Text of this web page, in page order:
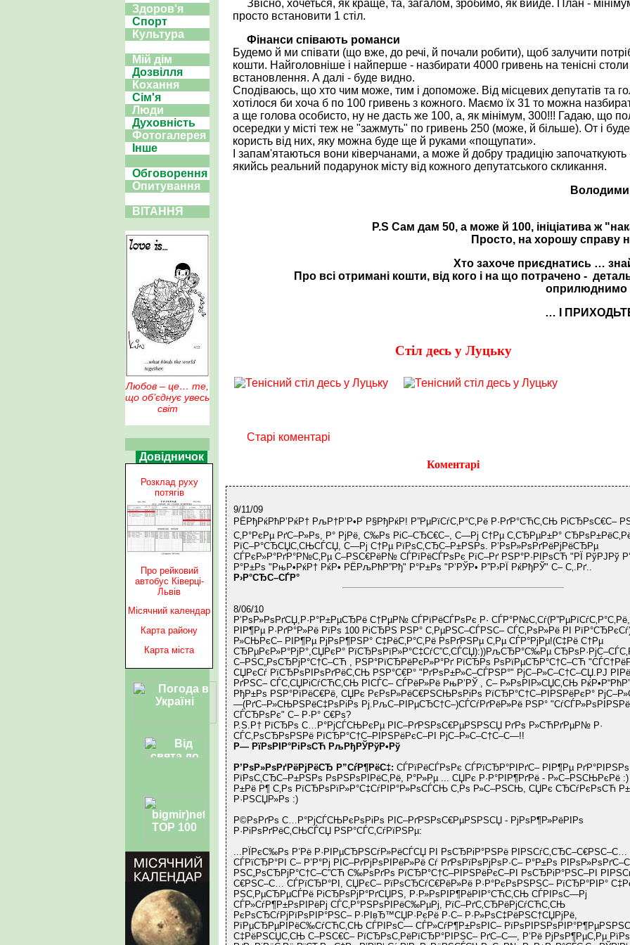
Здоров'я
Спорт
Культура
Мій дім
Дозвілля
Кохання
Сім'я
Люди
Духовність
Фотогалерея
Інше
Обговорення
Опитування
ВІТАННЯ
Любов – це… те,
що об’єднує увесь
світ
Довідничок
Розклад руху
потягів
Про рейковий
автобус Ківерці-
Львів
Місячний календар
Карта району
Карта міста
Звісно, хочеться, як краще, та, загалом, зробимо, як вийде. План -
просто встановити 1 стіл.
Фінанси співають романси
Будемо й ми співати (що вже, до речі, й почали робити), щоб залучити
кошти. Найголовніше і найперше - назбирати 4000 гривень на тенісні столи
встановлення. А далі - буде видно.
Сподіваюсь, що хто чим може, тим і допоможе. Від місцевих депутатів та
хотілося би хоча б по 100 гривень з кожного. Маємо їх 31 то можна
а ще голова особисто, ну не дасть же 100, а, як мінімум, 300!!! Гадаю, що
осередки у місті теж не "зажмуть" по гривень 250 (може, й більше). От і
користь від них, яку можна буде ще й руками «пощупати».
І запам'ятаються вони ківерчанами, а може й добру традицію започаткують
якийсь реальний подарунок місту від кожного депутатського скликання.
P.S Сам дам 50, а може й 100, ініціатива ж
Просто, на хорошу справу
Хто захоче приєднатись …
Про всі отримані кошти, від кого і на що потрачено -
оприлюднимо
… І
Cтіл десь у Луцьку
Старі коментарі
Коментарі
9/11/09
РЁРђРќРћР’РќР† РљР†Р’Р•Р Р§РђРќР! Р”РµРїСѓС‚Р°С‚Рё Р·РґР°СЋС‚СЊ РіСЂРѕС€С–
С‚Р°РєРµ РґС–Р»Рѕ, Р° РјРё, С‰Рѕ РіС–СЂС€С–, С—Рј С†Рµ С‚СЂРµР±Р°
РїС–Р°СЂСЏС‚СЊСЃСЏ, С—Рј С†Рµ РїРѕС‚СЂС–Р±РЅРѕ. Р’РѕР»РѕРґРёРјРёСЂРµ
СЃРєР»Р°РґР°Р№С‚Рµ С–РЅС€РёР№ СЃРїРёСЃРѕРє РїС–Рґ РЅР°Р·РІРѕСЋ "РЇ РўРЈРў
Р°Р±Рѕ "РњР•РќР† РќР• РЁРљРћР”Рђ" Р°Р±Рѕ "Р’РЎР• Р”Р›РЇ РќРђРЎ" С– С‚.Рґ..
Р›Р°СЂС–СЃР°
8/06/10
Р’РѕР»РѕРґСЏ,Р·Р°Р±РµСЂРё С†РµР№ СЃРїРёСЃРѕРє Р·
РІР¶Рµ Р·РґР°Р»Рё РїРѕ 100 РіСЂРЅ РЅР° С‚РµРЅС–СЃРЅС– СЃС‚РѕР»Рё РІ
Р»СЊРєС– РІР¶Рµ РјРѕР¶РЅР° С‡РёС‚Р°С‚Рё РѕРґРЅРµ С‚Рµ СЃР°РјРµ!(С‡Рё С†Рµ
СЂРµРєР»Р°РјР°,СЏРєР° РїСЂРѕРїР»Р°С‡СѓС”С‚СЃСЏ):))РљСЂР°С‰Рµ
С–РЅС„РѕСЂРјР°С†С–СЋ , РЅР°РїСЂРёРєР»Р°Рґ РїСЂРѕ РѕРїРµСЂР°С†С–СЋ
СЏРєСѓ РїСЂРѕРІРѕРґРёС‚СЊ РЅР°С€Р° "РґРѕР±Р»С–СЃРЅР°" РјС–Р»С–С†С–СЏ.РЈ
РґРЅС– СЃС‚СЏРіСѓСЋС‚СЊ РІСЃС– СЃРёР»Рё РњР’РЎ , С– Р»РѕРІР»СЏС‚СЊ
РђР±Рѕ РЅР°РїРёС€Рё, СЏРє РєРѕР»РёС€РЅСЊРѕРіРѕ РїСЂР°С†С–РІРЅРёРєР°
—(РґС–Р»СЊРЅРёС‡РѕРіРѕ Рј.РљС–РІРµСЂС†С–)СЃСѓРґРёР»Рё РЅР°
СЃСЂРѕРє" С– Р·Р° С€Рѕ?
P.S.Р† РїСЂРѕ С…Р°РјСЃСЊРєРµ РІС–РґРЅРѕС€РµРЅРЅСЏ РґРѕ Р»СЋРґРµР№ Р·
СЃС‚РѕСЂРѕРЅРё РїСЂР°С†С–РІРЅРёРєС–РІ РјС–Р»С–С†С–С—!!
Р— РїРѕРІР°РіРѕСЋ РљРђРЎРўР•Рў
Р’РѕР»РѕРґРёРјРёСЂ Р”СѓР¶РёС‡: СЃРїРёСЃРѕРє СЃРїСЂР°РІРґС– РІР¶Рµ РґР°РІРЅРѕ
РїРѕС‚СЂС–Р±РЅРѕ РѕРЅРѕРІРёС‚Рё, Р°Р»Рµ ... СЏРє Р·Р°РІР¶РґРё - Р»С–РЅСЊРєРё
Р±Рё Р¶ С‚Рѕ РїСЂРѕРїР»Р°С‡СѓРІР°Р»РѕСЃСЊ С‚Рѕ Р»С–РЅСЊ, СЏРє СЂСѓРєРѕСЋ Р±
Р·РЅСЏР»Рѕ :)
Р©РѕРґРѕ С…Р°РјСЃСЊРєРѕРіРѕ РІС–РґРЅРѕС€РµРЅРЅСЏ - РјРѕР¶Р»РёРІРѕ
Р·РіРѕРґРёС‚СЊСЃСЏ РЅР°СЃС‚СѓРїРЅРµ:
...РЇРєС‰Рѕ Р’Рё Р·РІРµСЂРЅСѓР»РёСЃСЏ РІ РѕСЂРіР°РЅРё РІРЅСѓС‚СЂС–С€РЅС–С…
СЃРїСЂР°РІ С– Р’Р°Рј РІС–РґРјРѕРІРёР»Рё Сѓ РґРѕРїРѕРјРѕР·С– Р°Р±Рѕ
РЅС„РѕСЂРјР°С†С–С”СЋ С‰РѕРґРѕ РїСЂР°С†С–РІРЅРёРєС–РІ РѕСЂРіР°РЅС–РІ
С€РЅС–С… СЃРїСЂР°РІ, СЏРєС– РїРѕСЂСѓС€РёР»Рё Р·Р°РєРѕРЅРЅС– РїСЂР°РІР°
РЅС‚РµСЂРµСЃРё РіСЂРѕРјР°РґСЏРЅ, Р·Р»РѕРІР¶РёРІР°СЋС‚СЊ СЃРІРѕС—Рј
СЃР»СѓР¶Р±РѕРІРёРј СЃС‚Р°РЅРѕРІРёС‰РµРј, РїС–РґС‚СЂРёРјСѓСЋС‚СЊ
РєРѕСЂСѓРјРїРѕРІР°РЅС– Р·РІвЂ™СЏР·РєРё Р·С– Р·Р»РѕС‡РёРЅС†СЏРјРё,
РїРµСЂРµРІРёС‰СѓСЋС‚СЊ СЃРІРѕС— СЃР»СѓР¶Р±РѕРІС–
С‡РёРЅСЏС‚СЊ С–РЅС€С– РїСЂРѕС‚РёРїСЂР°РІРЅС– РґС–С—, Р’Рё РјРѕР¶РµС‚Рµ